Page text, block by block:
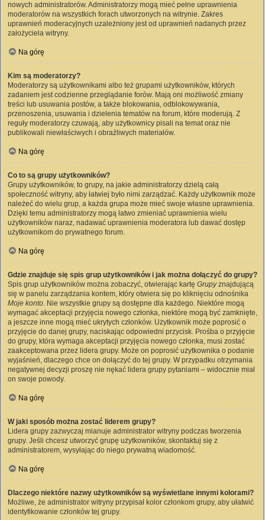
nowych administratorów. Administratorzy mogą mieć pełne uprawnienia
moderatorów na wszystkich forach utworzonych na witrynie. Zakres
uprawnień moderacyjnych uzależniony jest od uprawnień nadanych przez
założyciela witryny.
Na górę
Kim są moderatorzy?
Moderatorzy są użytkownikami albo też grupami użytkowników, których
zadaniem jest codzienne przeglądanie forów. Mają oni możliwość zmiany
treści lub usuwania postów, a także blokowania, odblokowywania,
przenoszenia, usuwania i dzielenia tematów na forum, które moderują. Z
reguły moderatorzy czuwają, aby użytkownicy pisali na temat oraz nie
publikowali niewłaściwych i obraźliwych materiałów.
Na górę
Co to są grupy użytkowników?
Grupy użytkowników, to grupy, na jakie administratorzy dzielą całą
społeczność witryny, aby łatwiej było nimi zarządzać. Każdy użytkownik może
należeć do wielu grup, a każda grupa może mieć swoje własne uprawnienia.
Dzięki temu administratorzy mogą łatwo zmieniać uprawnienia wielu
użytkowników naraz, nadawać uprawnienia moderatora lub dawać dostęp
użytkownikom do prywatnego forum.
Na górę
Gdzie znajduje się spis grup użytkowników i jak można dołączyć do grupy?
Spis grup użytkowników można zobaczyć, otwierając kartę Grupyznajdującą
się w panelu zarządzania kontem, który otwiera się po kliknięciu odnośnika
Moje konto. Nie wszystkie grupy są dostępne dla każdego. Niektóre mogą
wymagać akceptacji przyjęcia nowego członka, niektóre mogą być zamknięte,
a jeszcze inne mogą mieć ukrytych członków. Użytkownik może poprosić o
przyjęcie do danej grupy, naciskając odpowiedni przycisk. Prośba o przyjęcie
do grupy, która wymaga akceptacji przyjęcia nowego członka, musi zostać
zaakceptowana przez lidera grupy. Może on poprosić użytkownika o podanie
wyjaśnień, dlaczego chce on dołączyć do tej grupy. W przypadku otrzymania
negatywnej decyzji proszę nie nękać lidera grupy pytaniami – widocznie miał
on swoje powody.
Na górę
W jaki sposób można zostać liderem grupy?
Lidera grupy zazwyczaj mianuje administrator witryny podczas tworzenia
grupy. Jeśli chcesz utworzyć grupę użytkowników, skontaktuj się z
administratorem, wysyłając do niego prywatną wiadomość.
Na górę
Dlaczego niektóre nazwy użytkowników są wyświetlane innymi kolorami?
Możliwe, że administrator witryny przypisał kolor członkom grupy, aby ułatwić
identyfikowanie członków tej grupy.